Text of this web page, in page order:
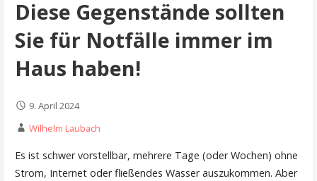
Diese Gegenstände sollten
Sie für Notfälle immer im
Haus haben!
9. April 2024
Wilhelm Laubach
Es ist schwer vorstellbar, mehrere Tage (oder Wochen) ohne
Strom, Internet oder fließendes Wasser auszukommen. Aber